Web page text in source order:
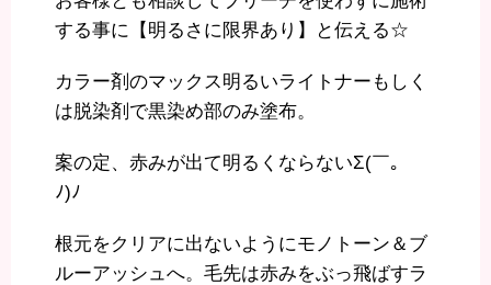
する事に【明るさに限界あり】と伝える☆
カラー剤のマックス明るいライトナーもしく
は脱染剤で黒染め部のみ塗布。
案の定、赤みが出て明るくならないΣ(￣。￣
ﾉ)ﾉ
根元をクリアに出ないようにモノトーン＆ブ
ルーアッシュへ。毛先は赤みをぶっ飛ばすラ